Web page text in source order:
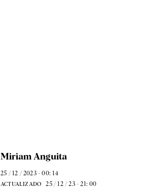
Miriam Anguita
25 / 12 / 2023 - 00: 14
ACTUALIZADO 25 / 12 / 23 - 21: 00